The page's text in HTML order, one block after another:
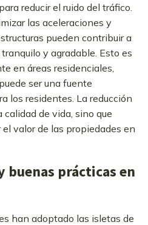
reducir el ruido del tráfico.
las aceleraciones y
pueden contribuir a
y agradable. Esto es
en áreas residenciales,
ser una fuente
los residentes. La reducción
calidad de vida, sino que
valor de las propiedades en
buenas prácticas en
han adoptado las isletas de